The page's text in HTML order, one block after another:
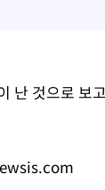
난 것으로 보